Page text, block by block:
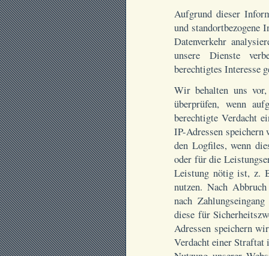
Aufgrund dieser
und standortbezogene
Datenverkehr
unsere Dienste
berechtigtes Interesse
Wir behalten uns
überprüfen, wenn
berechtigte Verdacht
IP-Adressen
den Logfiles, wenn
oder für die
Leistung nötig ist, z.
nutzen. Nach
nach
diese für
Adressen speichern
Verdacht einer Straftat